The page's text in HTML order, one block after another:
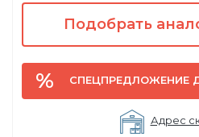
Подобрать
СПЕЦПРЕДЛОЖЕНИЕ
Адрес